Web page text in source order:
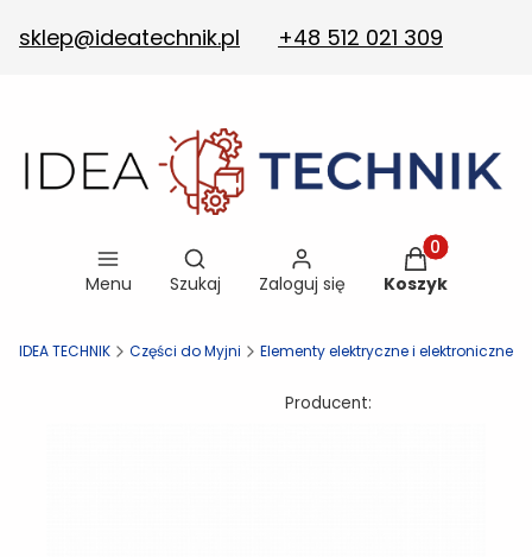
sklep@ideatechnik.pl +48 512 021 309
Menu
Otwórz wyszukiwarkę
Szukaj Zaloguj się
Produkty w
Koszyk
IDEA TECHNIK Części do Myjni Elementy elektryczne i elektroniczne
Producent: